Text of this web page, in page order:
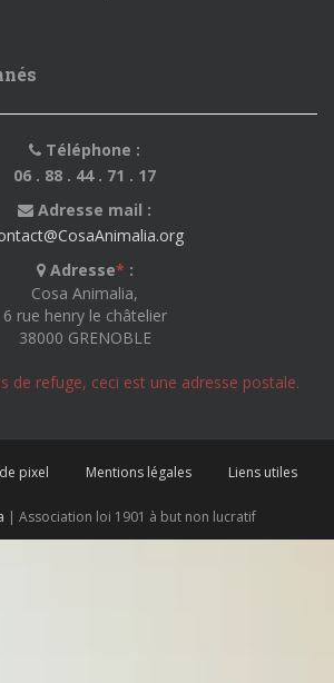
Téléphone :
06 . 88 . 44 . 71 . 17
Adresse mail :
Adresse* :
Cosa Animalia,
6 rue henry le châtelier
38000 GRENOBLE
de refuge, ceci est une adresse postale.
pixel Mentions légales Liens utiles
| Association loi 1901 à but non lucratif